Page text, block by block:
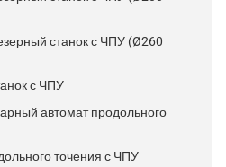
станок с ЧПУ (Ø260
с ЧПУ
автомат продольного
точения с ЧПУ